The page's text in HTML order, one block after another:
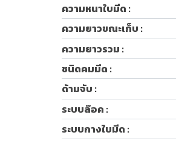
ความหนาใบมีด :
ความยาวขณะเก็บ :
ความยาวรวม :
ชนิดคมมีด :
ด้ามจับ :
ระบบล๊อค :
ระบบกางใบมีด :